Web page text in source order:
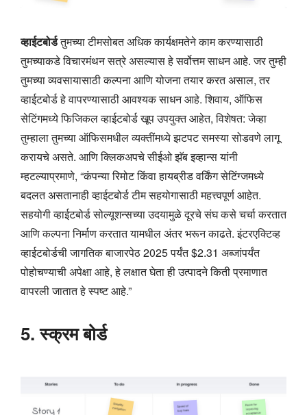
व्हाईटबोर्डतुमच्या टीमसोबत अधिक कार्यक्षमतेने काम करण्यासाठी
तुमच्याकडे विचारमंथन सत्रे असल्यास हे सर्वोत्तम साधन आहे. जर तुम्ही
तुमच्या व्यवसायासाठी कल्पना आणि योजना तयार करत असाल, तर
व्हाईटबोर्ड हे वापरण्यासाठी आवश्यक साधन आहे. शिवाय, ऑफिस
सेटिंगमध्ये फिजिकल व्हाईटबोर्ड खूप उपयुक्त आहेत, विशेषत: जेव्हा
तुम्हाला तुमच्या ऑफिसमधील व्यक्तींमध्ये झटपट समस्या सोडवणे लागू
करायचे असते. आणि क्लिकअपचे सीईओ झॅब इव्हान्स यांनी
म्हटल्याप्रमाणे, “कंपन्या रिमोट किंवा हायब्रीड वर्किंग सेटिंग्जमध्ये
बदलत असतानाही व्हाईटबोर्ड टीम सहयोगासाठी महत्त्वपूर्ण आहेत.
सहयोगी व्हाईटबोर्ड सोल्यूशन्सच्या उदयामुळे दूरचे संघ कसे चर्चा करतात
आणि कल्पना निर्माण करतात यामधील अंतर भरून काढते. इंटरएक्टिव्ह
व्हाईटबोर्डची जागतिक बाजारपेठ 2025 पर्यंत $2.31 अब्जांपर्यंत
पोहोचण्याची अपेक्षा आहे, हे लक्षात घेता ही उत्पादने किती प्रमाणात
वापरली जातात हे स्पष्ट आहे.”
5. स्क्रम बोर्ड